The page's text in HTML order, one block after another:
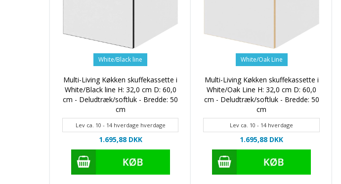
White/Black line
Multi-Living Køkken skuffekassette i
White/Black line H: 32,0 cm D: 60,0
cm - Deludtræk/softluk - Bredde: 50
cm
Lev ca. 10 - 14 hverdage hverdage
1.695,88 DKK
White/Oak Line
Multi-Living Køkken skuffekassette i
White/Oak Line H: 32,0 cm D: 60,0
cm - Deludtræk/softluk - Bredde: 50
cm
Lev ca. 10 - 14 hverdage
1.695,88 DKK